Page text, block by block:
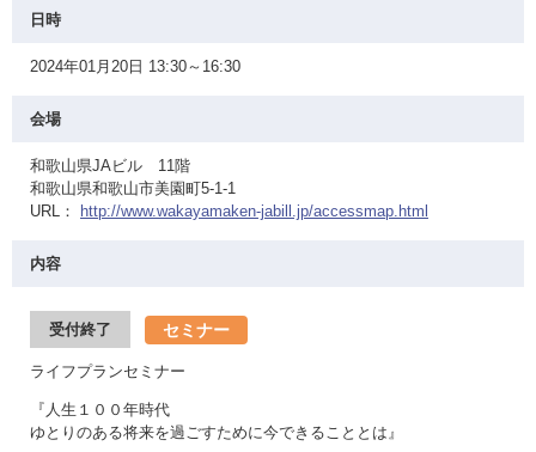
日時
2024年01月20日 13:30～16:30
会場
和歌山県JAビル 11階
和歌山県和歌山市美園町5-1-1
URL：
http://www.wakayamaken-jabill.jp/accessmap.html
内容
受付終了 セミナー
ライフプランセミナー
『人生１００年時代
ゆとりのある将来を過ごすために今できることとは』